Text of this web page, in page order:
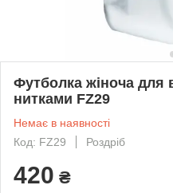
Футболка жіноча для
нитками FZ29
Немає в наявності
Код: FZ29
Роздріб
420 ₴